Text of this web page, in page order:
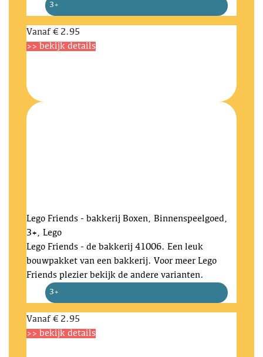
3+
Vanaf € 2.95
>> bekijk details
Lego Friends - bakkerij Boxen, Binnenspeelgoed,
3+, Lego
Lego Friends - de bakkerij 41006. Een leuk
bouwpakket van een bakkerij. Voor meer Lego
Friends plezier bekijk de andere varianten.
3+
Vanaf € 2.95
>> bekijk details